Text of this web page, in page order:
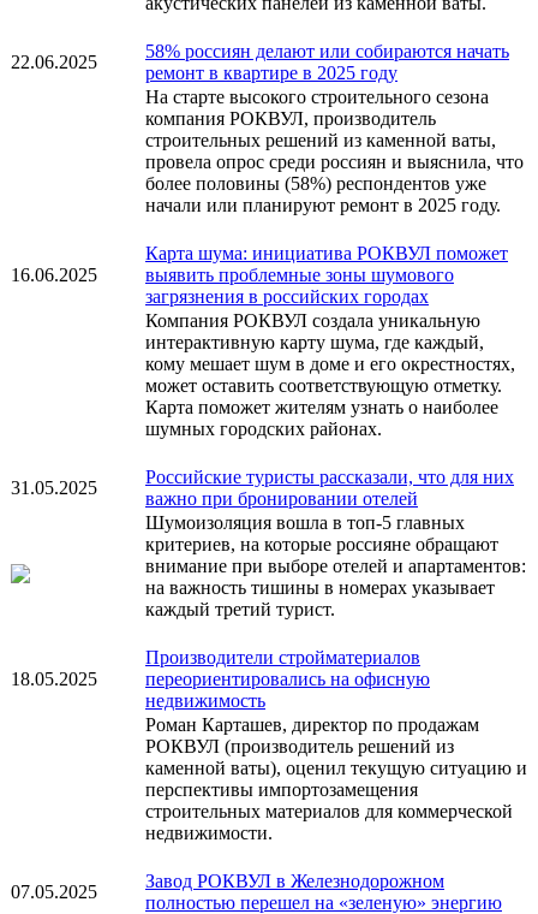
22.06.2025
58% россиян делают или собираются начать
ремонт в квартире в 2025 году
На старте высокого строительного сезона
компания РОКВУЛ, производитель
строительных решений из каменной ваты,
провела опрос среди россиян и выяснила, что
более половины (58%) респондентов уже
начали или планируют ремонт в 2025 году.
16.06.2025
Карта шума: инициатива РОКВУЛ поможет
выявить проблемные зоны шумового
загрязнения в российских городах
Компания РОКВУЛ создала уникальную
интерактивную карту шума, где каждый,
кому мешает шум в доме и его окрестностях,
может оставить соответствующую отметку.
Карта поможет жителям узнать о наиболее
шумных городских районах.
31.05.2025
Российские туристы рассказали, что для них
важно при бронировании отелей
Шумоизоляция вошла в топ-5 главных
критериев, на которые россияне обращают
внимание при выборе отелей и апартаментов:
на важность тишины в номерах указывает
каждый третий турист.
18.05.2025
Производители стройматериалов
переориентировались на офисную
недвижимость
Роман Карташев, директор по продажам
РОКВУЛ (производитель решений из
каменной ваты), оценил текущую ситуацию и
перспективы импортозамещения
строительных материалов для коммерческой
недвижимости.
07.05.2025
Завод РОКВУЛ в Железнодорожном
полностью перешел на «зеленую» энергию